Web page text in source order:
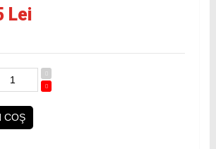
Lei
COŞ